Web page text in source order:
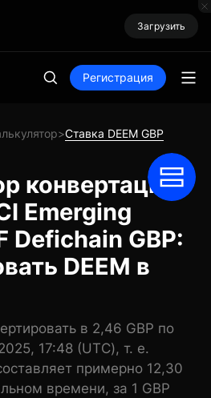
Загрузить
Регистрация
>Ставка DEEM GBP
конвертации
Emerging
Defichain GBP:
DEEM в
в 2,46 GBP по
17:48 (UTC), т. е.
примерно 12,30
времени, за 1 GBP